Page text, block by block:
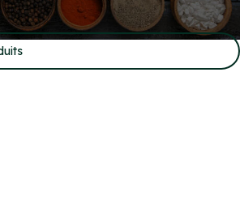
à votre sélection.